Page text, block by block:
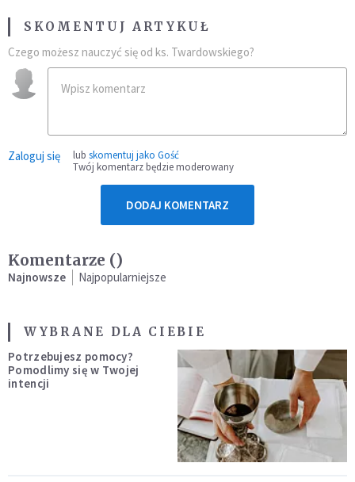
SKOMENTUJ ARTYKUŁ
Czego możesz nauczyć się od ks. Twardowskiego?
Zaloguj się lub skomentuj jako Gość
Twój komentarz będzie moderowany
DODAJ KOMENTARZ
Komentarze ()
Najnowsze Najpopularniejsze
WYBRANE DLA CIEBIE
Potrzebujesz pomocy?
Pomodlimy się w Twojej
intencji